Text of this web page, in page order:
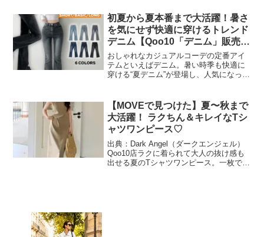
に揃っています。それでは、さっそく
Qoo1...
初夏から夏本番まで大活躍！暑さ
を気にせず快適に穿けるトレンド
デニム【Qoo10「デニム」販売数
ランキング】
おしゃれなカジュアルコーデの定番アイ
テムといえばデニム。暑い時季も快適に
穿ける“夏デニム”が登場し、人気になって
ショッピングモール「Qoo10」を運営す
るeBay Ja...
【MOVEで見つけた】夏〜秋まで
大活躍！ ラクちん＆キレイなTシ
ャツワンピース♡
出典：Dark Angel（ダークエンジェル）
Qoo10店ラクに着られて大人の抜け感も
出せる夏のTシャツワンピース。一枚で大